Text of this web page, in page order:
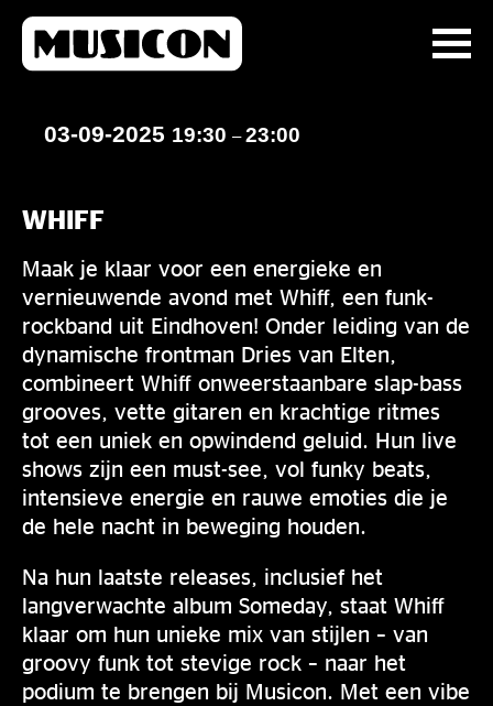
03-09-2025 19:30 –23:00
WHIFF
Maak je klaar voor een energieke en
vernieuwende avond met Whiff, een funk-
rockband uit Eindhoven! Onder leiding van de
dynamische frontman Dries van Elten,
combineert Whiff onweerstaanbare slap-bass
grooves, vette gitaren en krachtige ritmes
tot een uniek en opwindend geluid. Hun live
shows zijn een must-see, vol funky beats,
intensieve energie en rauwe emoties die je
de hele nacht in beweging houden.
Na hun laatste releases, inclusief het
langverwachte album Someday, staat Whiff
klaar om hun unieke mix van stijlen – van
groovy funk tot stevige rock – naar het
podium te brengen bij Musicon. Met een vibe